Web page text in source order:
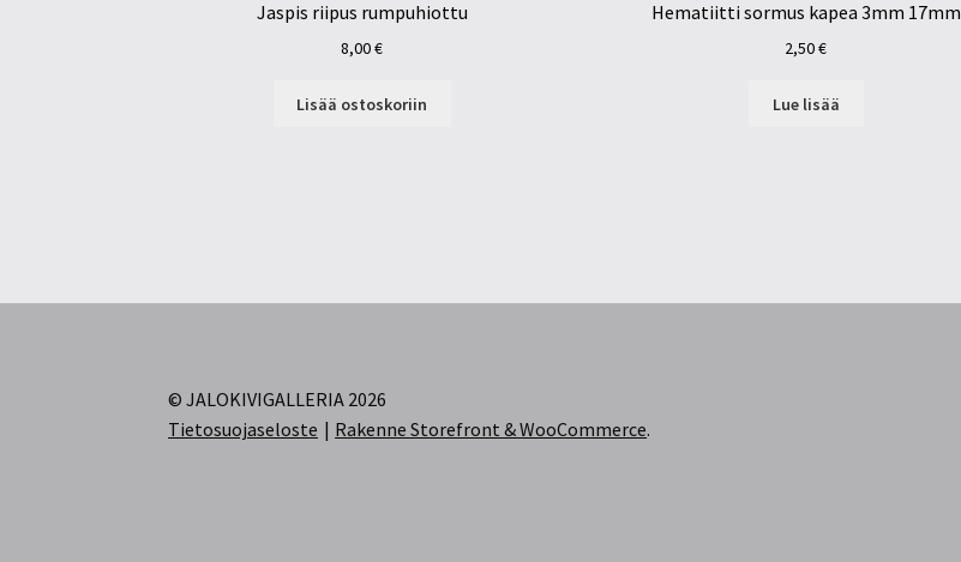
Jaspis riipus rumpuhiottu
8,00€
Lisää ostoskoriin
Hematiitti sormus kapea 3mm 17mm
2,50€
Lue lisää
© JALOKIVIGALLERIA 2026
Tietosuojaseloste
Rakenne Storefront & WooCommerce.